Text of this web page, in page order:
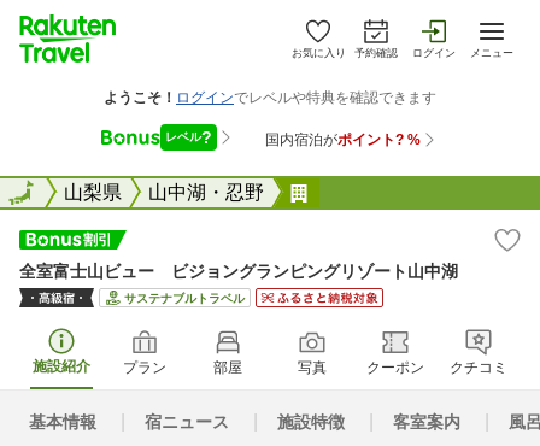
お気に入り 予約確認 ログイン メニュー
全国山梨県 山中湖・忍野
全国
全室富士山ビュー ビジョングランピングリゾート山中湖
サステナブルトラベル
施設紹介 プラン 部屋 写真 クーポン クチコミ
基本情報 宿ニュース 施設特徴 客室案内 風